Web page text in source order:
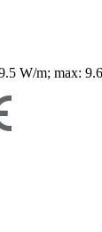
W/m; max: